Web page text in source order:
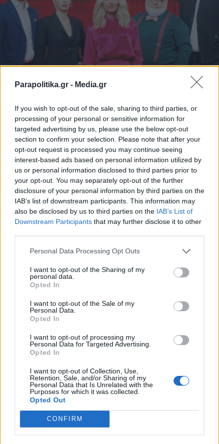
Parapolitika.gr - Media.gr
If you wish to opt-out of the sale, sharing to third parties, or
processing of your personal or sensitive information for
targeted advertising by us, please use the below opt-out
section to confirm your selection. Please note that after your
opt-out request is processed you may continue seeing
interest-based ads based on personal information utilized by
us or personal information disclosed to third parties prior to
your opt-out. You may separately opt-out of the further
disclosure of your personal information by third parties on the
IAB’s list of downstream participants. This information may
also be disclosed by us to third parties on the IAB’s List of
Downstream Participants that may further disclose it to other
Personal Data Processing Opt Outs
I want to opt-out of the Sharing of my
personal data.
Opted In
I want to opt-out of the Sale of my
Personal Data.
Opted In
I want to opt-out of processing my
Personal Data for Targeted Advertising.
Opted In
I want to opt-out of Collection, Use,
Retention, Sale, and/or Sharing of my
Personal Data that Is Unrelated with the
Purposes for which it was collected.
Opted Out
CONFIRM
ΚΩΝΣΤΑΝΤΙΝΟΣ ΤΣΑΚΙΡΗΣ
Αλλαγή χρόνου και περιεχοµένου για τα
κανάλια: Τα νέα, φιλόδοξα πρότζεκτ που
αναμένεται να κάνουν πρεμιέρα στο β’
μισό της σεζόν
MEDIA 27.12.2024 17:28
ΑΛΕΞΗΣ ΜΙΧΑΣ
Με “Pretty Woman”, Βλαχοπούλου και
Βίσση - Οι προτιµήσεις του κοινού
µοιράστηκαν ανάµεσα σε ταινίες, σειρές,
παιχνίδια και συναυλίες το βράδυ του
ρεβεγιόν των Χριστουγέννων
Εγγραφή στο newsletter
Αποδέχομαι τους
και την πολιτική απορρήτου
X